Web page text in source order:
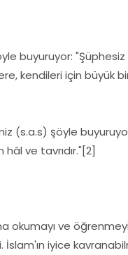
buyuruyor:
kendileri için büyük
şöyle
ve tavrıdır."[2]
ve öğrenmeyi
iyice